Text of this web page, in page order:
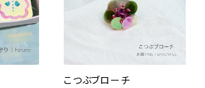
こつぶブローチ